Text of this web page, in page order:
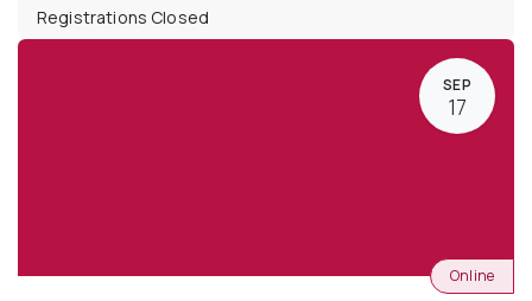
Registrations Closed
SEP
17
Online